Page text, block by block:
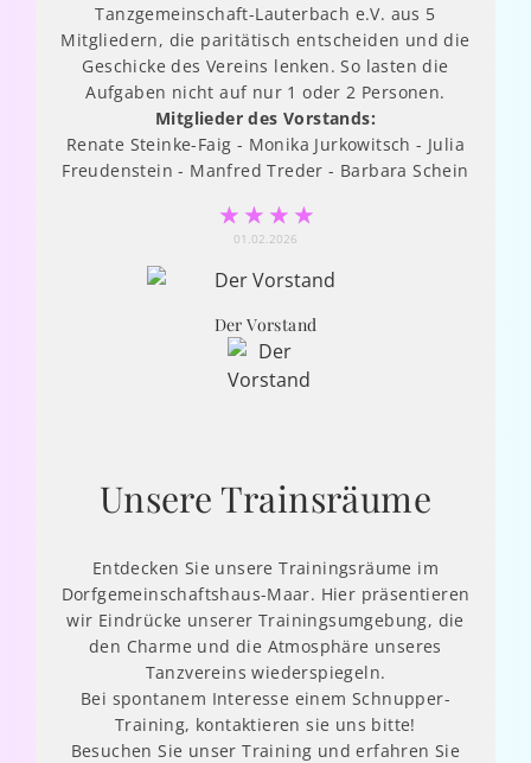
Der Vorstand
Tanzgemeinschaft-Lauterbach e.V. aus 5
Mitgliedern, die paritätisch entscheiden und die
Geschicke des Vereins lenken. So lasten die
Aufgaben nicht auf nur 1 oder 2 Personen.
Mitglieder des Vorstands:
Renate Steinke-Faig - Monika Jurkowitsch - Julia
Freudenstein - Manfred Treder - Barbara Schein
☆ ☆ ☆ ☆
01.02.2026
Unsere Trainsräume
Entdecken Sie unsere Trainingsräume im
Dorfgemeinschaftshaus-Maar. Hier präsentieren
wir Eindrücke unserer Trainingsumgebung, die
den Charme und die Atmosphäre unseres
Tanzvereins wiederspiegeln.
Bei spontanem Interesse einem Schnupper-
Training, kontaktieren sie uns bitte!
Besuchen Sie unser Training und erfahren Sie